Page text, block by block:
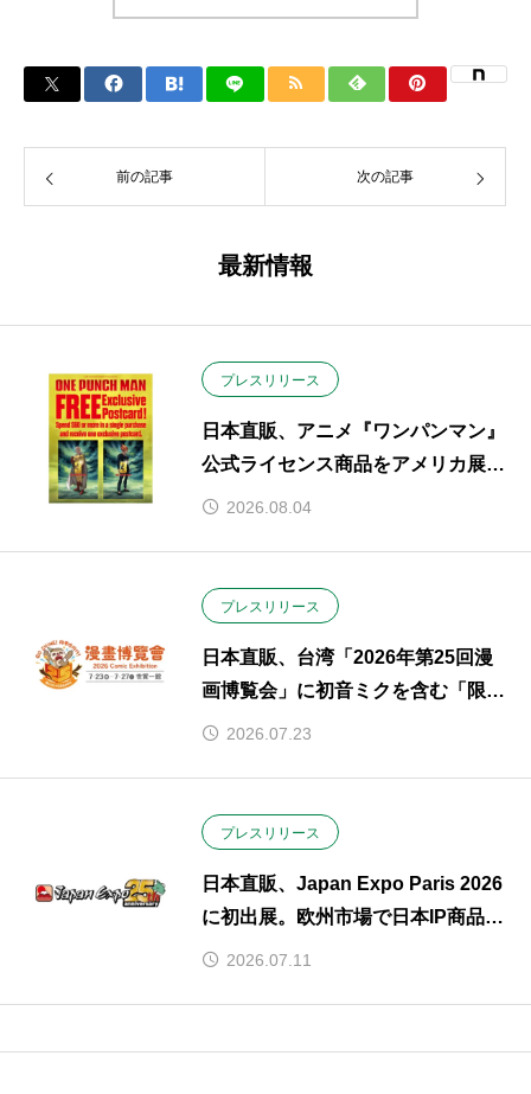
前の記事 次の記事
最新情報
プレスリリース
日本直販、アニメ『ワンパンマン』
公式ライセンス商品をアメリカ展
開。2026.08.04
プレスリリース
日本直販、台湾「2026年第25回漫
画博覧会」に初音ミクを含む「限定
ポップアップ」を展開。人気声
日〜27日）
2026.07.23
プレスリリース
日本直販、Japan Expo Paris 2026
に初出展。欧州市場で日本IP商品販
売のPoC（実証実験）を開始
2026.07.11